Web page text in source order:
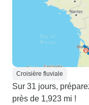
Croisière fluviale
Sur 31 jours,
près de 1,923 mi !